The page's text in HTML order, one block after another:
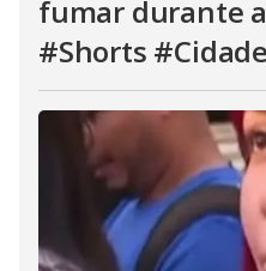
fumar durante
#Shorts